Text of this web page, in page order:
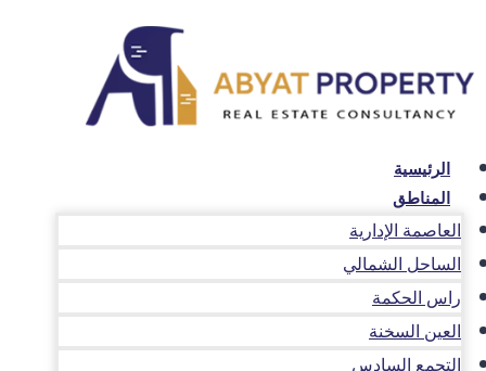
المحتوى
الرئيسية
المناطق
العاصمة الإدارية
الساحل الشمالي
راس الحكمة
العين السخنة